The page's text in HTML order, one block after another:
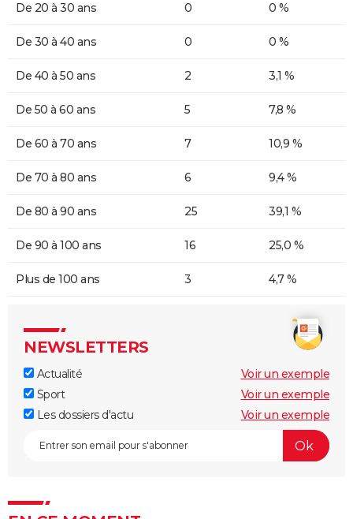
De 20 à 30 ans 0 0 %
De 30 à 40 ans 0 0 %
De 40 à 50 ans 2 3,1 %
De 50 à 60 ans 5 7,8 %
De 60 à 70 ans 7 10,9 %
De 70 à 80 ans 6 9,4 %
De 80 à 90 ans 25 39,1 %
De 90 à 100 ans 16 25,0 %
Plus de 100 ans 3 4,7 %
NEWSLETTERS
Actualité
Voir un exemple
Sport
Voir un exemple
Les dossiers d'actu
Voir un exemple